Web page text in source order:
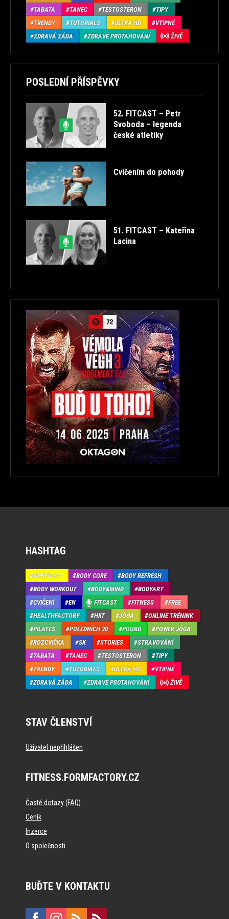
TABATA
TANEC TESTOSTERON
TIPY
TRENDY
TUTORIALS ULTRA HD
VTIPNÉ
ZDRAVÁ ZÁDA
ZDRAVÉ PROTAHOVÁNÍ ŽIVĚ
POSLEDNÍ PŘÍSPĚVKY
52. FITCAST – Petr
Svoboda – legenda
české atletiky
Cvičením do pohody
51. FITCAST – Kateřina
Lacina
HASHTAG
APRÉS-FIT BODY CORE
BODY REFRESH
BODY WORKOUT
BODY&MIND
BODYART
CVIČENÍ
EN FITCAST FITNESS
FREE
HEALTHFACTORY
HIIT JÓGA
ONLINE TRÉNINK
PILATES
POLEDNÍCH 20 POUND
POWER JÓGA
ROZCVIČKA
SK STORIES
STRAVOVÁNÍ
TABATA
TANEC TESTOSTERON
TIPY
TRENDY
TUTORIALS ULTRA HD
VTIPNÉ
ZDRAVÁ ZÁDA
ZDRAVÉ PROTAHOVÁNÍ ŽIVĚ
STAV ČLENSTVÍ
Uživatel nepřihlášen
FITNESS.FORMFACTORY.CZ
Časté dotazy (FAQ)
Ceník
Inzerce
O společnosti
BUĎTE V KONTAKTU